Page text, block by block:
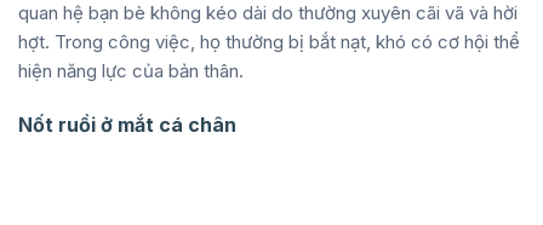
quan hệ bạn bè không kéo dài do thường xuyên cãi vã và hời
hợt. Trong công việc, họ thường bị bắt nạt, khó có cơ hội thể
hiện năng lực của bản thân.
Nốt ruồi ở mắt cá chân